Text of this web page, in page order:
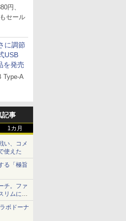
円、
セール
に調節
USB
を発売
Type-A
記事
1カ月
い、コメ
使えた
る「極旨
チ。ファ
リムにま
ボドーナ